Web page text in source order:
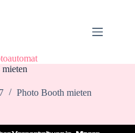
Photo Booth mieten